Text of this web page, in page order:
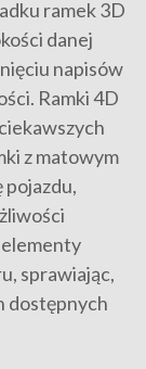
ramek 3D
danej
napisów
Ramki 4D
z matowym
elementy
sprawiając,
dostępnych